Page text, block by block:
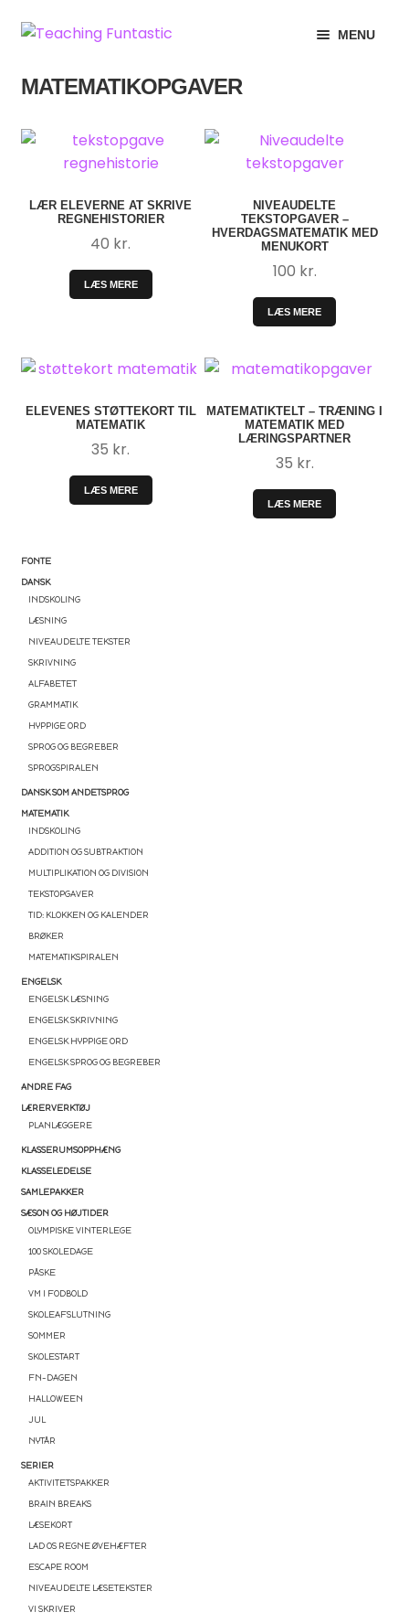
Spring
Spring
MENU
INFO
EXPAND
GRATISMATERIALE
CHILD
MENU
BUTIK
EXPAND
MENU
MATEMATIKOPGAVER
FONTE
DANSK
INDSKOLING
LÆSNING
NIVEAUDELTE TEKSTER
SKRIVNING
ALFABETET
GRAMMATIK
HYPPIGE ORD
SPROG OG BEGREBER
SPROGSPIRALEN
DANSK SOM ANDETSPROG
MATEMATIK
INDSKOLING
ADDITION OG SUBTRAKTION
MULTIPLIKATION OG DIVISION
TEKSTOPGAVER
TID: KLOKKEN OG KALENDER
BRØKER
MATEMATIKSPIRALEN
ENGELSK
ENGELSK LÆSNING
ENGELSK SKRIVNING
ENGELSK HYPPIGE ORD
ENGELSK SPROG OG BEGREBER
ANDRE FAG
LÆRERVERKTØJ
PLANLÆGGERE
KLASSERUMSOPPHÆNG
KLASSELEDELSE
SAMLEPAKKER
SÆSON OG HØJTIDER
OLYMPISKE VINTERLEGE
100 SKOLEDAGE
PÅSKE
VM I FODBOLD
SKOLEAFSLUTNING
SOMMER
SKOLESTART
FN-DAGEN
HALLOWEEN
JUL
NYTÅR
SERIER
AKTIVITETSPAKKER
BRAIN BREAKS
LÆSEKORT
LAD OS REGNE ØVEHÆFTER
ESCAPE ROOM
NIVEAUDELTE LÆSETEKSTER
VI SKRIVER
LÆR ELEVERNE AT SKRIVE
REGNEHISTORIER
40 kr.
LÆS MERE
NIVEAUDELTE
TEKSTOPGAVER –
HVERDAGSMATEMATIK MED
MENUKORT
100 kr.
LÆS MERE
ELEVENES STØTTEKORT TIL
MATEMATIK
35 kr.
LÆS MERE
MATEMATIKTELT – TRÆNING I
MATEMATIK MED
LÆRINGSPARTNER
35 kr.
LÆS MERE